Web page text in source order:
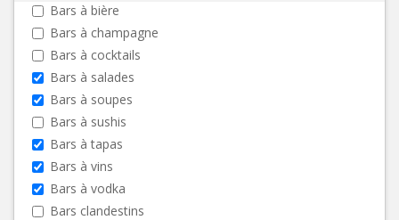
Bars à bière
Bars à champagne
Bars à cocktails
Bars à salades
Bars à soupes
Bars à sushis
Bars à tapas
Bars à vins
Bars à vodka
Bars clandestins